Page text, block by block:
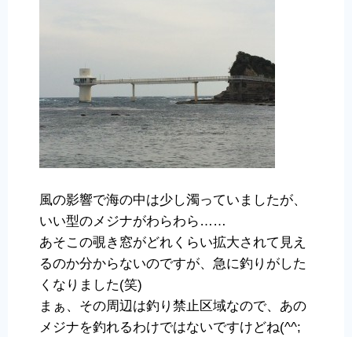
風の影響で海の中は少し濁っていましたが、
いい型のメジナがわらわら……
あそこの覗き窓がどれくらい拡大されて見え
るのか分からないのですが、急に釣りがした
くなりました(笑)
まぁ、その周辺は釣り禁止区域なので、あの
メジナを釣れるわけではないですけどね(^^;